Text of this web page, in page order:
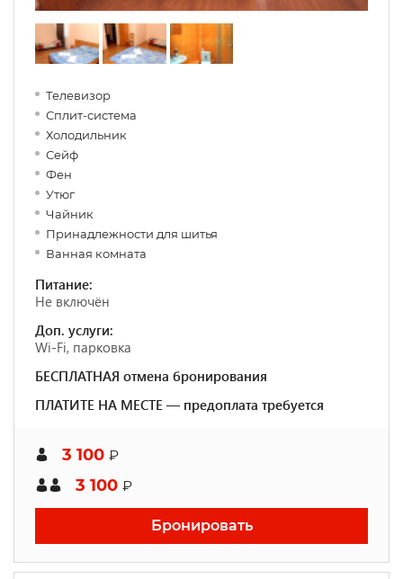
Телевизор
Сплит-система
Холодильник
Сейф
Фен
Утюг
Чайник
Принадлежности для шитья
Ванная комната
Питание:
Не включён
Доп. услуги:
Wi-Fi, парковка
БЕСПЛАТНАЯ отмена бронирования
ПЛАТИТЕ НА МЕСТЕ — предоплата требуется
3 100 ₽
3 100 ₽
Бронировать